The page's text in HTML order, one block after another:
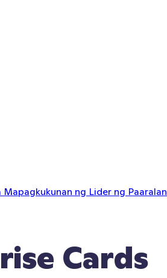
Mapagkukunan ng Lider ng Paaralan
Cards